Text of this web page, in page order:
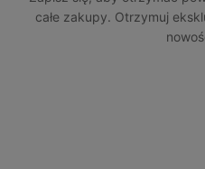
całe zakupy. Otrzymuj